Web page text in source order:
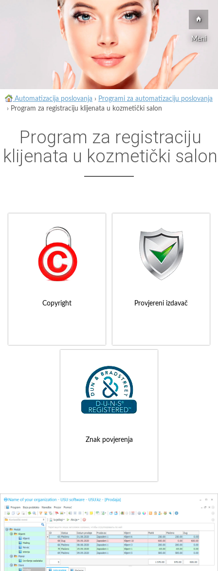
Meni
Automatizacija poslovanja › Programi za automatizaciju poslovanja
› Program za registraciju klijenata u kozmetički salon
Program za registraciju
klijenata u kozmetički salon
Copyright Provjereni izdavač
Znak povjerenja